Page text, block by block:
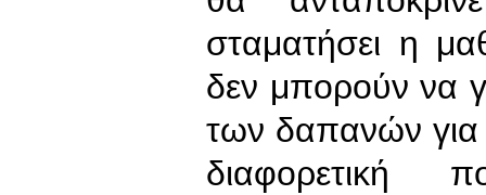
σταματήσει η
δεν μπορούν να
των δαπανών για
διαφορετική